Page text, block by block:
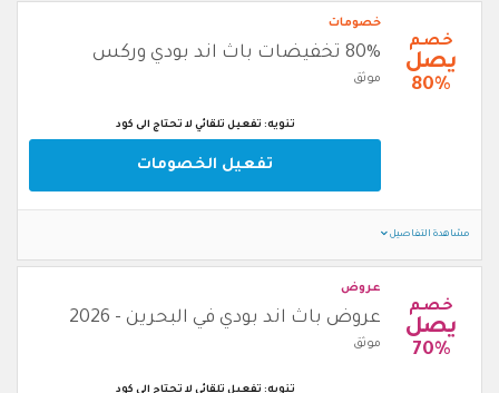
خصم
يصل
80%
خصومات
80% تخفيضات باث اند بودي وركس
موثق
تنويه: تفعيل تلقائي لا تحتاج الى كود
تفعيل الخصومات
مشاهدة التفاصيل
خصم
يصل
70%
عروض
عروض باث اند بودي في البحرين - 2026
موثق
تنويه: تفعيل تلقائي لا تحتاج الى كود